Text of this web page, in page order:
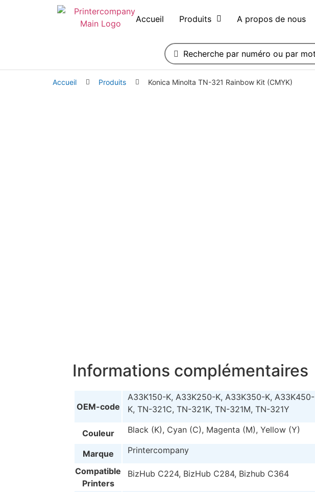
Accueil Produits A propos de nous
Accueil Produits Konica Minolta TN-321 Rainbow Kit (CMYK)
Informations complémentaires
OEM-code
A33K150-K, A33K250-K, A33K350-K, A33K450-
K, TN-321C, TN-321K, TN-321M, TN-321Y
Couleur Black (K), Cyan (C), Magenta (M), Yellow (Y)
Marque Printercompany
Compatible
Printers
BizHub C224, BizHub C284, Bizhub C364